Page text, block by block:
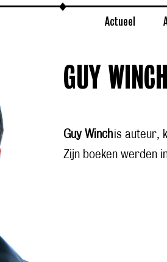
Actueel
GUY WINCH
Guy Winchis auteur,
Zijn boeken werden